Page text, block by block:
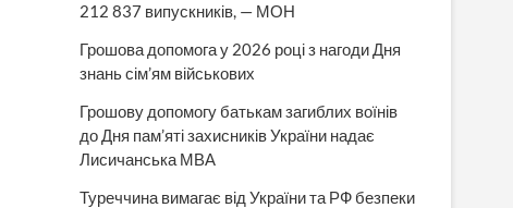
212 837 випускників, — МОН
Грошова допомога у 2026 році з нагоди Дня
знань сім’ям військових
Грошову допомогу батькам загиблих воїнів
до Дня пам’яті захисників України надає
Лисичанська МВА
Туреччина вимагає від України та РФ безпеки